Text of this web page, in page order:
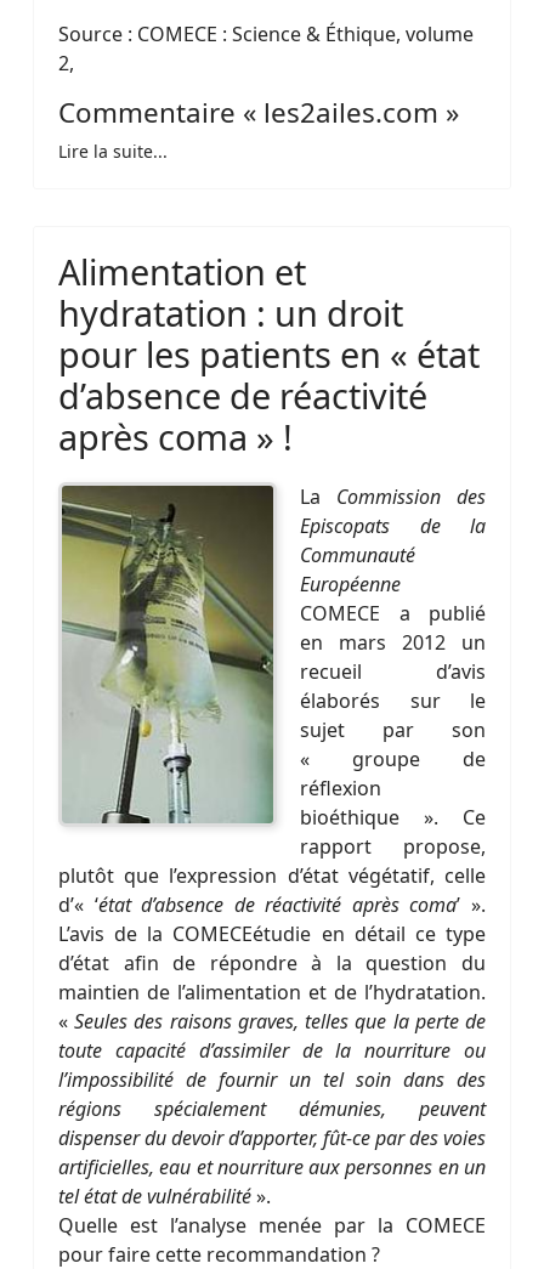
Source : COMECE : Science & Éthique, volume
2,
Commentaire « les2ailes.com »
Lire la suite...
Alimentation et
hydratation : un droit
pour les patients en « état
d’absence de réactivité
après coma » !
La Commission des
Episcopats de la
Communauté
Européenne
COMECE a publié
en mars 2012 un
recueil d’avis
élaborés sur le
sujet par son
« groupe de
réflexion
bioéthique ». Ce
rapport propose,
plutôt que l’expression d’état végétatif, celle
d’« ‘état d’absence de réactivité après coma’ ».
L’avis de la COMECEétudie en détail ce type
d’état afin de répondre à la question du
maintien de l’alimentation et de l’hydratation.
«Seules des raisons graves, telles que la perte de
toute capacité d’assimiler de la nourriture ou
l’impossibilité de fournir un tel soin dans des
régions spécialement démunies, peuvent
dispenser du devoir d’apporter, fût-ce par des voies
artificielles, eau et nourriture aux personnes en un
tel état de vulnérabilité».
Quelle est l’analyse menée par la COMECE
pour faire cette recommandation ?